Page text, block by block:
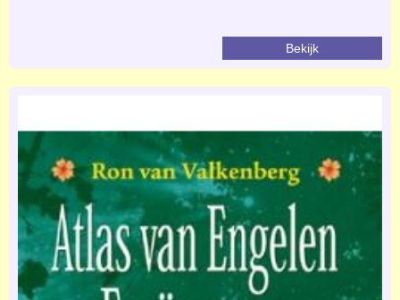
Bekijk